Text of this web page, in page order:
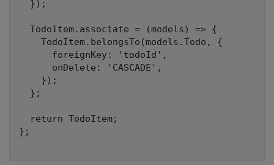
  });
  TodoItem.associate = (models) => {
    TodoItem.belongsTo(models.Todo, {
      foreignKey: 'todoId',
      onDelete: 'CASCADE',
    });
  };
  return TodoItem;
};